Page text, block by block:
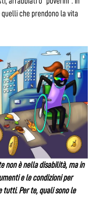
che prendono la vita
non è nella disabilità, ma in
e le condizioni per
tutti. Per te, quali sono le